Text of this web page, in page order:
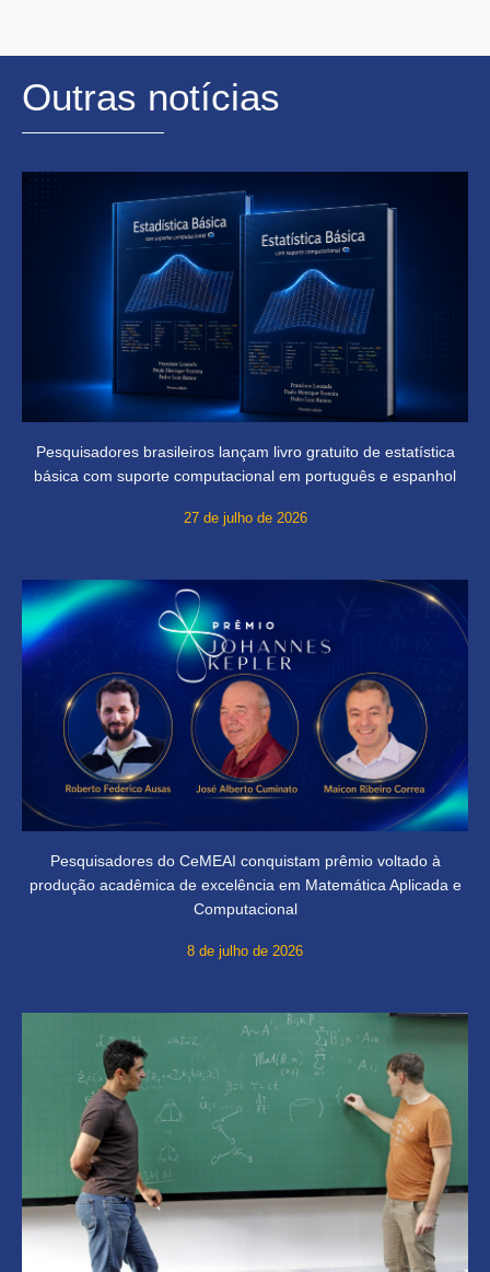
Outras notícias
Pesquisadores brasileiros lançam livro gratuito de estatística
básica com suporte computacional em português e espanhol
27 de julho de 2026
Pesquisadores do CeMEAI conquistam prêmio voltado à
produção acadêmica de excelência em Matemática Aplicada e
Computacional
8 de julho de 2026